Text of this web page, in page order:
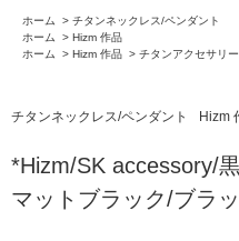
ホーム > チタンネックレス/ペンダント
ホーム
> Hizm 作品
ホーム
> Hizm 作品 > チタンアクセサリー
チタンネックレス/ペンダント Hizm
*Hizm/SK accessory/
マットブラック/ブラ